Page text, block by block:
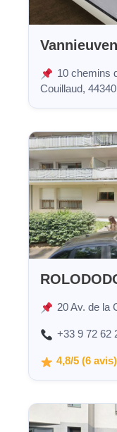
10 chemins
Couillaud,
20 Av. de la
+33 9 72 62
4,8/5 (6 avis)